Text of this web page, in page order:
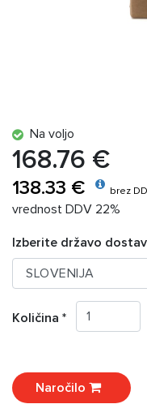
Na voljo
168.76 €
138.33 € brez
vrednost DDV 22%
Izberite državo
Količina *
Naročilo